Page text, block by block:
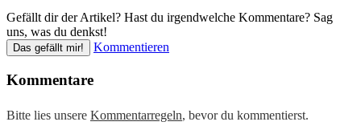
Gefällt dir der Artikel? Hast du irgendwelche Kommentare? Sag
uns, was du denkst!
Das gefällt mir! Kommentieren
Kommentare
Bitte lies unsere Kommentarregeln, bevor du kommentierst.